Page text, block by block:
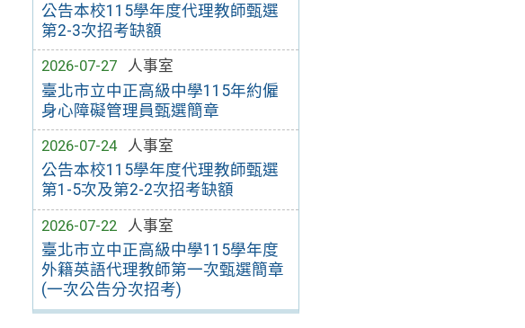
公告本校115學年度代理教師甄選
第2-3次招考缺額
2026-07-27
人事室
臺北市立中正高級中學115年約僱
身心障礙管理員甄選簡章
2026-07-24
人事室
公告本校115學年度代理教師甄選
第1-5次及第2-2次招考缺額
2026-07-22
人事室
臺北市立中正高級中學115學年度
外籍英語代理教師第一次甄選簡章
(一次公告分次招考)